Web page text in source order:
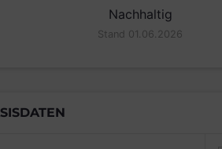
Nachhaltig
Stand 01.06.2026